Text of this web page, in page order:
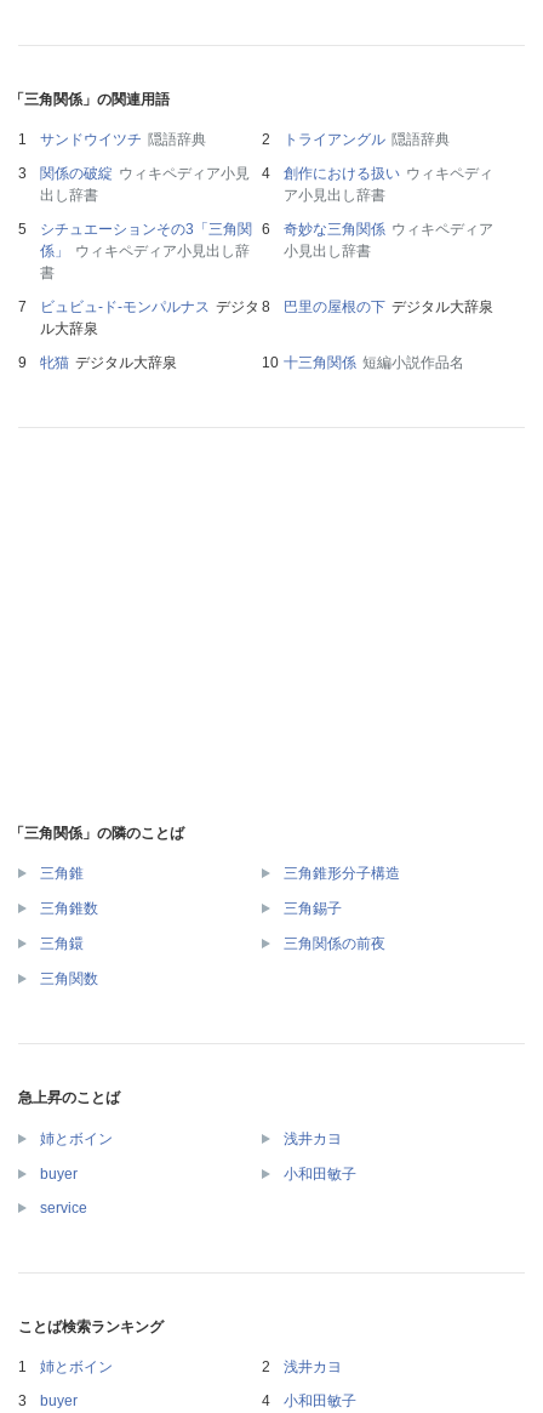
「三角関係」の関連用語
サンドウイツチ 隠語辞典 トライアングル 隠語辞典
関係の破綻 ウィキペディア小見
出し辞書
創作における扱い ウィキペディ
ア小見出し辞書
シチュエーションその3「三角関
係」
ウィキペディア小見出し辞
書
奇妙な三角関係 ウィキペディア
小見出し辞書
ビュビュ‐ド‐モンパルナス デジタ
ル大辞泉
巴里の屋根の下 デジタル大辞泉
牝猫 デジタル大辞泉 十三角関係 短編小説作品名
「三角関係」の隣のことば
三角錐 三角錐形分子構造
三角錐数 三角錫子
三角鐶 三角関係の前夜
三角関数
急上昇のことば
姉とボイン 浅井カヨ
buyer 小和田敏子
service
ことば検索ランキング
姉とボイン
浅井カヨ
buyer
小和田敏子